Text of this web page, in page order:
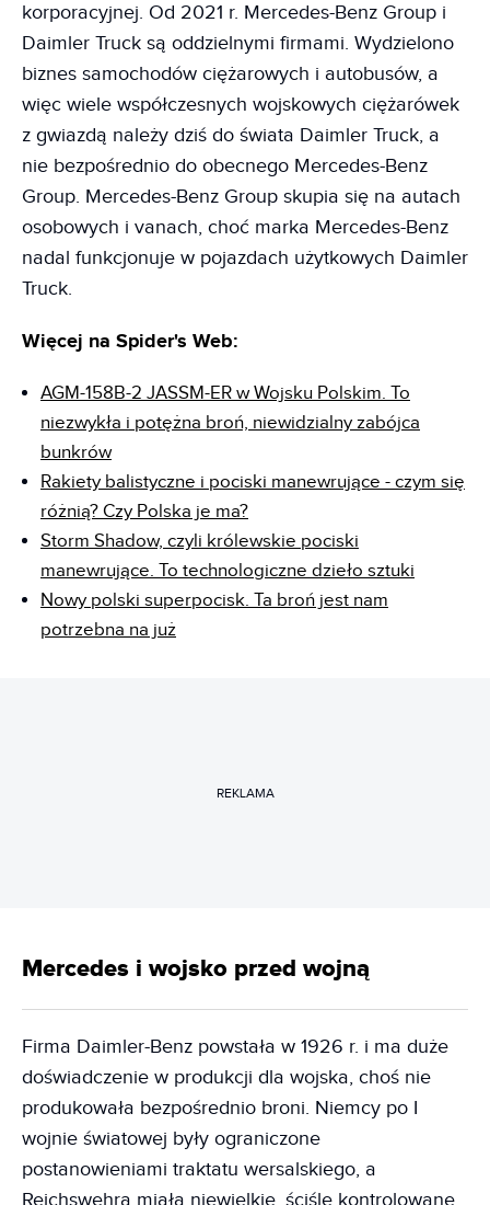
korporacyjnej. Od 2021 r. Mercedes-Benz Group i
Daimler Truck są oddzielnymi firmami. Wydzielono
biznes samochodów ciężarowych i autobusów, a
więc wiele współczesnych wojskowych ciężarówek
z gwiazdą należy dziś do świata Daimler Truck, a
nie bezpośrednio do obecnego Mercedes-Benz
Group. Mercedes-Benz Group skupia się na autach
osobowych i vanach, choć marka Mercedes-Benz
nadal funkcjonuje w pojazdach użytkowych Daimler
Truck.
Więcej na Spider's Web:
AGM-158B-2 JASSM-ER w Wojsku Polskim. To
niezwykła i potężna broń, niewidzialny zabójca
bunkrów
Rakiety balistyczne i pociski manewrujące - czym się
różnią? Czy Polska je ma?
Storm Shadow, czyli królewskie pociski
manewrujące. To technologiczne dzieło sztuki
Nowy polski superpocisk. Ta broń jest nam
potrzebna na już
REKLAMA
Mercedes i wojsko przed wojną
Firma Daimler-Benz powstała w 1926 r. i ma duże
doświadczenie w produkcji dla wojska, choś nie
produkowała bezpośrednio broni. Niemcy po I
wojnie światowej były ograniczone
postanowieniami traktatu wersalskiego, a
Reichswehra miała niewielkie, ściśle kontrolowane